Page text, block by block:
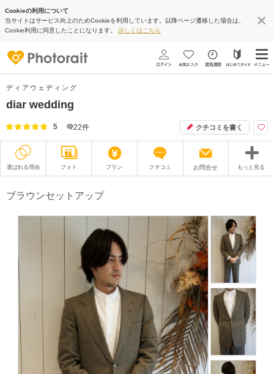
Cookieの利用について
当サイトはサービス向上のためCookieを利用しています。以降ページ遷移した場合は、
Cookie利用に同意したことになります。 詳しくはこちら
ディアウェディング
diar wedding
5 22件 クチコミを書く
選ばれる理由 フォト プラン クチコミ お問合せ もっと見る
ブログ
スタジオトップ
ブラウンセットアップ